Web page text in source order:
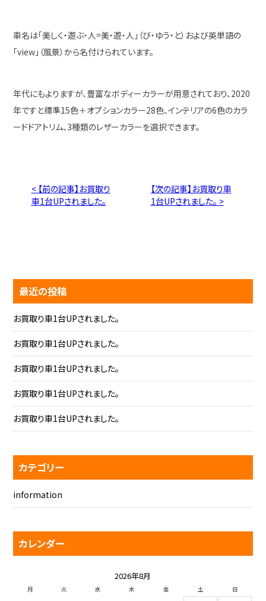
車名は「美しく・遊ぶ・人=美・遊・人」（び・ゆう・と）および英単語の
「view」（風景）から名付けられています。
年代にもよりますが、豊富なボディーカラーが用意されており、2020
年ですと標準15色＋オプションカラー28色、インテリアの6色のカラ
ードドアトリム、3種類のレザーカラーを選択できます。
< 【前の記事】お買取り
車1台UPされました。
【次の記事】お買取り車
1台UPされました。 >
最近の投稿
お買取り車1台UPされました。
お買取り車1台UPされました。
お買取り車1台UPされました。
お買取り車1台UPされました。
お買取り車1台UPされました。
カテゴリー
information
カレンダー
2026年8月
月 火 水 木 金 土 日